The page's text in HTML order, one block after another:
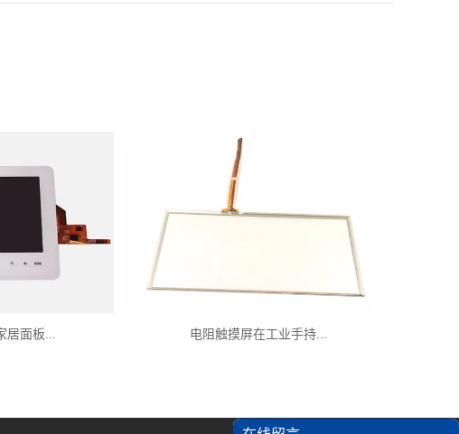
面板... 电阻触摸屏在工业手持...